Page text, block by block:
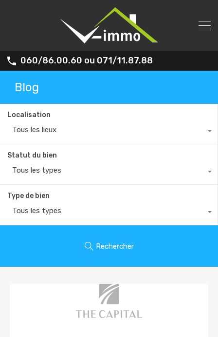
060/86.00.60 ou 071/11.87.88
Blog
Localisation
Tous les lieux
Statut du bien
Tous les types
Type de bien
Tous les types
Rechercher